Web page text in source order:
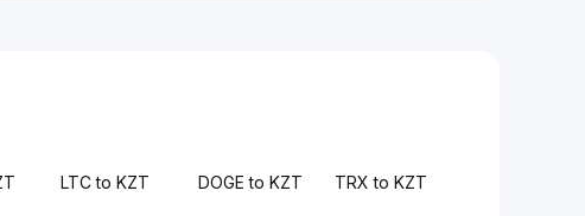
LTC to KZT DOGE to KZT TRX to KZT